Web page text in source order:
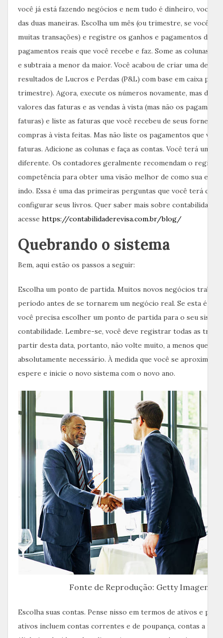
você já está fazendo negócios e nem tudo é dinheiro, você
das duas maneiras. Escolha um mês (ou trimestre, se você
muitas transações) e registre os ganhos e pagamentos
pagamentos reais que você recebe e faz. Some as colunas
e subtraia a menor da maior. Você acabou de criar uma
resultados de Lucros e Perdas (P&L) com base em caixa para
trimestre). Agora, execute os números novamente, mas
valores das faturas e as vendas à vista (mas não os
faturas) e liste as faturas que você recebeu de seus
compras à vista feitas. Mas não liste os pagamentos que
faturas. Adicione as colunas e faça as contas. Você terá um
diferente. Os contadores geralmente recomendam o regime
competência para obter uma visão melhor de como sua
indo. Essa é uma das primeiras perguntas que você terá que
configurar seus livros. Quer saber mais sobre contabilidade
acesse https://contabilidaderevisa.com.br/blog/
Quebrando o sistema
Bem, aqui estão os passos a seguir:
Escolha um ponto de partida. Muitos novos negócios
período antes de se tornarem um negócio real. Se esta é a
você precisa escolher um ponto de partida para o seu
contabilidade. Lembre-se, você deve registrar todas as
partir desta data, portanto, não volte muito, a menos que seja
absolutamente necessário. À medida que você se aproxima
espere e inicie o novo sistema com o novo ano.
Fonte de Reprodução: Getty Imagem
Escolha suas contas. Pense nisso em termos de ativos e
ativos incluem contas correntes e de poupança, contas a